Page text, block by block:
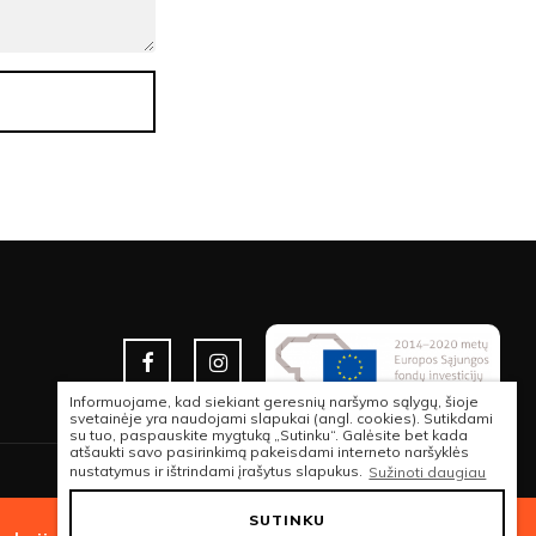
Informuojame, kad siekiant geresnių naršymo sąlygų, šioje
svetainėje yra naudojami slapukai (angl. cookies). Sutikdami
su tuo, paspauskite mygtuką „Sutinku“. Galėsite bet kada
atšaukti savo pasirinkimą pakeisdami interneto naršyklės
nustatymus ir ištrindami įrašytus slapukus. Sužinoti daugiau
SUTINKU
© 2026 VISOS TEISĖS SAUGOMOS | SHAKESNACK